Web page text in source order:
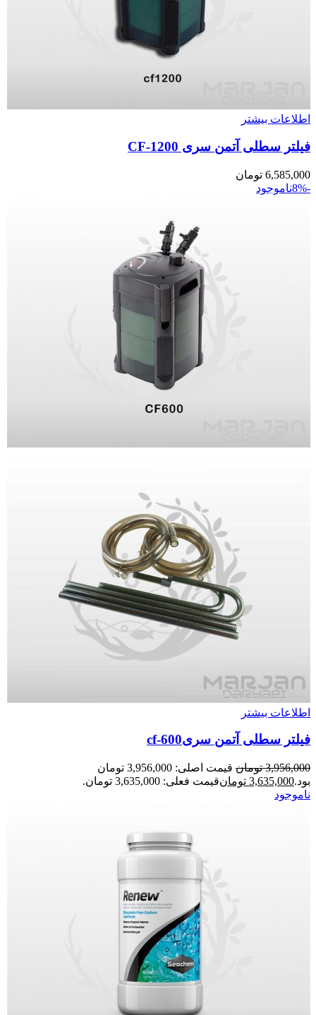
اطلاعات بیشتر
فیلتر سطلی آتمن سری CF-1200
6,585,000 تومان
-8%
ناموجود
اطلاعات بیشتر
فیلتر سطلی آتمن سریcf-600
3,956,000 تومان
قیمت اصلی: 3,956,000 تومان
بود.3,635,000 تومانقیمت فعلی: 3,635,000 تومان.
ناموجود